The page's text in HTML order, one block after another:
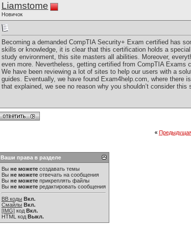
Liamstome
Новичок
Becoming a demanded CompTIA Security+ Exam certified has
skills or knowledge, it is clear that this certification holds a
study environment, this site masters all abilities. Moreover,
even more. Nevertheless, getting certified from CompTIA Exams
We have been reviewing a lot of sites to help our users with a
guides. Eventually, we have found Exam4help.com, where
that explained, we see no reason why you shouldn’t consider this
«
Ваши права в разделе
Вы не можете создавать темы
Вы не можете отвечать на сообщения
Вы не можете прикреплять файлы
Вы не можете редактировать сообщения
BB коды Вкл.
Смайлы Вкл.
[IMG] код Вкл.
HTML код Выкл.